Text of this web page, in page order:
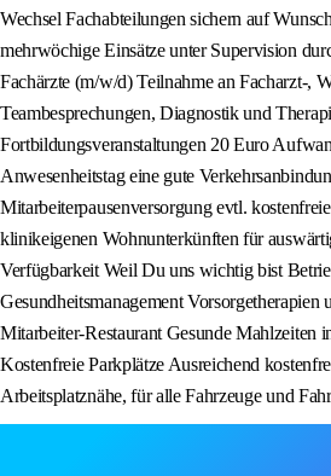
Wechsel Fachabteilungen sichern auf
mehrwöchige Einsätze unter Supervision
Fachärzte (m/w/d) Teilnahme an Facharzt-,
Teambesprechungen, Diagnostik und
Fortbildungsveranstaltungen 20 Euro
Anwesenheitstag eine gute
Mitarbeiterpausenversorgung evtl.
klinikeigenen Wohnunterkünften für
Verfügbarkeit Weil Du uns wichtig bist
Gesundheitsmanagement Vorsorgetherapien
Mitarbeiter-Restaurant Gesunde Mahlzeiten
Kostenfreie Parkplätze Ausreichend
Arbeitsplatznähe, für alle Fahrzeuge und